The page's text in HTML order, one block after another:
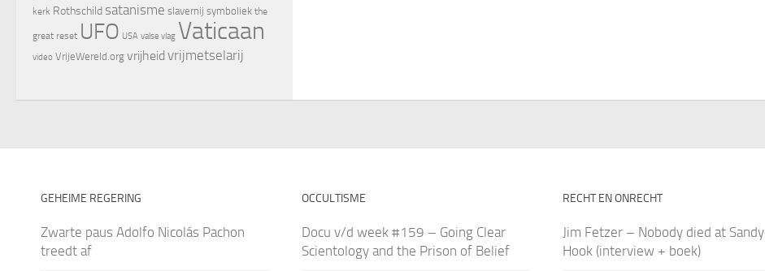
kerk Rothschild satanisme slavernij symboliek the
great reset UFO USA valse vlag Vaticaan
video VrijeWereld.org vrijheid vrijmetselarij
GEHEIME REGERING
Zwarte paus Adolfo Nicolás Pachon
treedt af
OCCULTISME
Docu v/d week #159 – Going Clear
Scientology and the Prison of Belief
RECHT EN ONRECHT
Jim Fetzer – Nobody died at Sandy
Hook (interview + boek)